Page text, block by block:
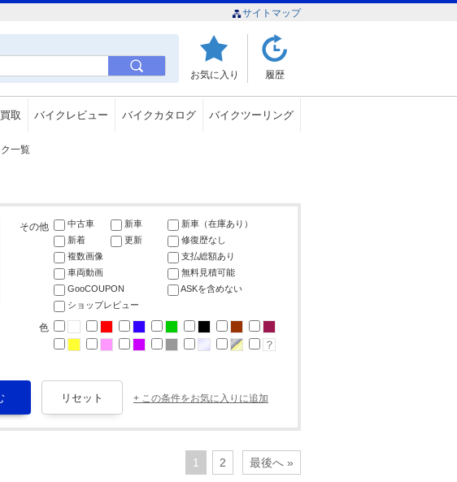
サイトマップ
お気に入り 履歴
取 バイクレビュー バイクカタログ バイクツーリング
一覧
その他 中古車 新車
新車（在庫あり）
新着
更新
修復歴なし
複数画像
支払総額あり
車両動画
無料見積可能
GooCOUPON
ASKを含めない
ショップレビュー
色
+ この条件をお気に入りに追加
1 2 最後へ »